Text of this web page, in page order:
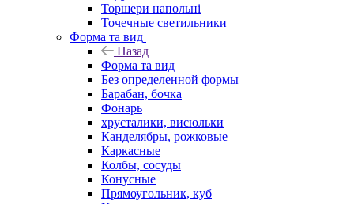
Торшери напольні
Точечные светильники
Форма та вид
Назад
Форма та вид
Без определенной формы
Барабан, бочка
Фонарь
хрусталики, висюльки
Канделябры, рожковые
Каркасные
Колбы, сосуды
Конусные
Прямоугольник, куб